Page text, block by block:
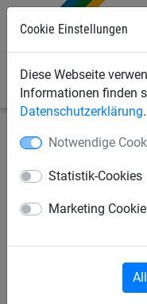
Cookie Einstellungen
Diese Webseite
Informationen finden
Datenschutzerklärung.
Notwendige
Statistik-Cookies
Marketing
Sportnetze
Rollhockey-
Polyester,